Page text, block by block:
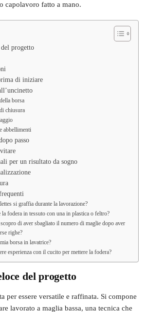
capolavoro fatto a mano.
progetto
di iniziare
borsa
chiusura
abbellimenti
passo
per un risultato da sogno
si graffia durante la lavorazione?
fodera in tessuto con una in plastica o feltro?
di aver sbagliato il numero di maglie dopo aver
righe?
borsa in lavatrice?
esperienza con il cucito per mettere la fodera?
del progetto
per essere versatile e raffinata. Si compone
lavorato a maglia bassa, una tecnica che